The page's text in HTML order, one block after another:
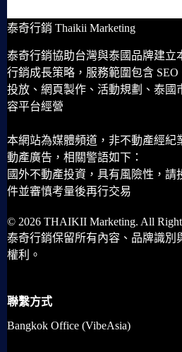
泰奇行銷 Thaikii Marketing
泰奇行銷協助台灣與泰國品牌建立
行銷成長策略，服務範圍包含
投放、網頁製作、活動規劃、泰國
容平台經營
本網站為媒體頻道，非不動產經紀
動產廣告，相關警語如下：
國外不動產投資，具有風險性，請
件並審慎考量後再行交易
© 2026 THAIKII Marketing. All
泰奇行銷保留所有內容、品牌識別
權利。
聯繫方式
Bangkok Office (VibeAsia)